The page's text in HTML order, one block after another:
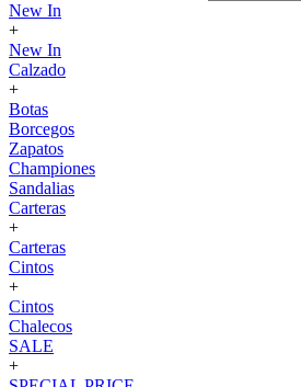
New In
+
New In
Calzado
+
Botas
Borcegos
Zapatos
Championes
Sandalias
Carteras
+
Carteras
Cintos
+
Cintos
Chalecos
SALE
+